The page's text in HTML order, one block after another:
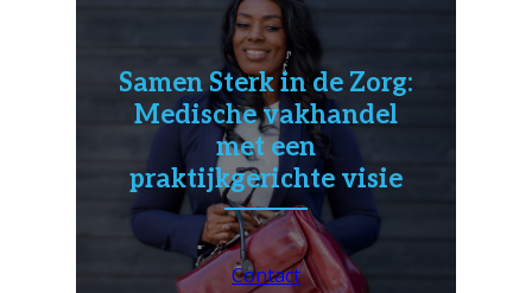
Samen Sterk in de Zorg:
Medische vakhandel
met een
praktijkgerichte visie
Contact